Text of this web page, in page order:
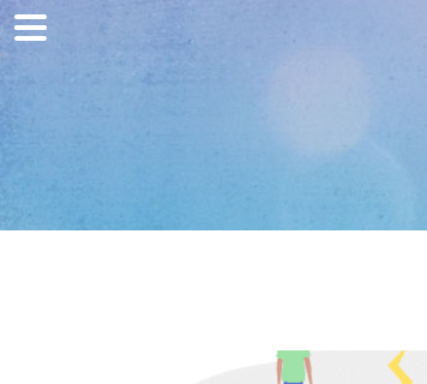
Home